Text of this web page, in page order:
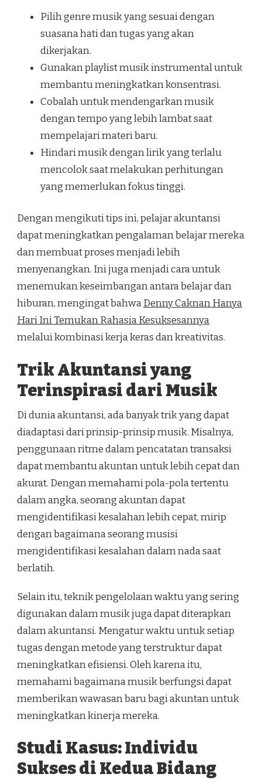
Pilih genre musik yang sesuai dengan
suasana hati dan tugas yang akan
dikerjakan.
Gunakan playlist musik instrumental untuk
membantu meningkatkan konsentrasi.
Cobalah untuk mendengarkan musik
dengan tempo yang lebih lambat saat
mempelajari materi baru.
Hindari musik dengan lirik yang terlalu
mencolok saat melakukan perhitungan
yang memerlukan fokus tinggi.
Dengan mengikuti tips ini, pelajar akuntansi
dapat meningkatkan pengalaman belajar mereka
dan membuat proses menjadi lebih
menyenangkan. Ini juga menjadi cara untuk
menemukan keseimbangan antara belajar dan
hiburan, mengingat bahwaDenny Caknan Hanya
Hari Ini Temukan Rahasia Kesuksesannya
melalui kombinasi kerja keras dan kreativitas.
Trik Akuntansi yang
Terinspirasi dari Musik
Di dunia akuntansi, ada banyak trik yang dapat
diadaptasi dari prinsip-prinsip musik. Misalnya,
penggunaan ritme dalam pencatatan transaksi
dapat membantu akuntan untuk lebih cepat dan
akurat. Dengan memahami pola-pola tertentu
dalam angka, seorang akuntan dapat
mengidentifikasi kesalahan lebih cepat, mirip
dengan bagaimana seorang musisi
mengidentifikasi kesalahan dalam nada saat
berlatih.
Selain itu, teknik pengelolaan waktu yang sering
digunakan dalam musik juga dapat diterapkan
dalam akuntansi. Mengatur waktu untuk setiap
tugas dengan metode yang terstruktur dapat
meningkatkan efisiensi. Oleh karena itu,
memahami bagaimana musik berfungsi dapat
memberikan wawasan baru bagi akuntan untuk
meningkatkan kinerja mereka.
Studi Kasus: Individu
Sukses di Kedua Bidang